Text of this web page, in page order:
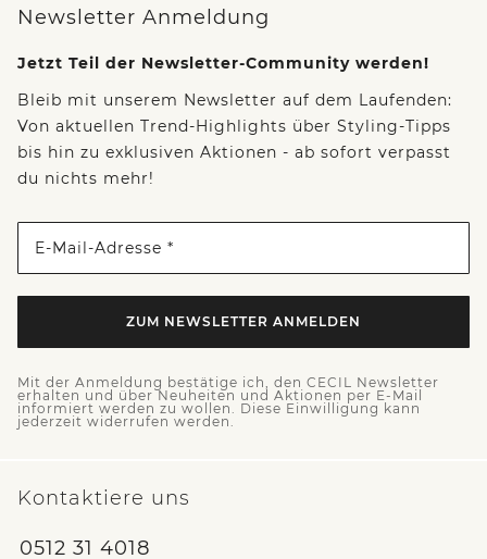
Newsletter Anmeldung
Jetzt Teil der Newsletter-Community werden!
Bleib mit unserem Newsletter auf dem Laufenden:
Von aktuellen Trend-Highlights über Styling-Tipps
bis hin zu exklusiven Aktionen - ab sofort verpasst
du nichts mehr!
E-Mail-Adresse *
ZUM NEWSLETTER ANMELDEN
Mit der Anmeldung bestätige ich, den CECIL Newsletter
erhalten und über Neuheiten und Aktionen per E-Mail
informiert werden zu wollen. Diese Einwilligung kann
jederzeit widerrufen werden.
Kontaktiere uns
0512 31 4018